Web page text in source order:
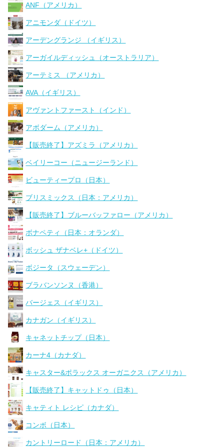
ANF（アメリカ）
アニモンダ（ドイツ）
アーデングランジ （イギリス）
アーガイルディッシュ（オーストラリア）
アーテミス （アメリカ）
AVA（イギリス）
アヴァントファースト（インド）
アボダーム（アメリカ）
【販売終了】アズミラ（アメリカ）
ベイリーコー（ニュージーランド）
ビューティープロ（日本）
ブリスミックス（日本：アメリカ）
【販売終了】ブルーバッファロー（アメリカ）
ボナペティ（日本：オランダ）
ボッシュ ザナベレ+（ドイツ）
ボジータ（スウェーデン）
ブラバンソンヌ（香港）
バージェス（イギリス）
カナガン（イギリス）
キャネットチップ（日本）
カーナ4（カナダ）
キャスター&ポラックス オーガニクス（アメリカ）
【販売終了】キャットドゥ（日本）
キャティト レシピ（カナダ）
コンボ（日本）
カントリーロード（日本：アメリカ）